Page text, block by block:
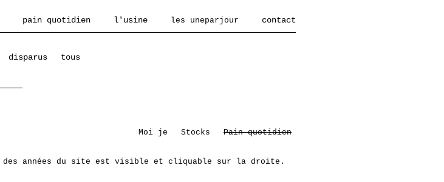
pain quotidien l'usine les uneparjour contact
disparus tous
Moi je Stocks Pain quotidien
des années du site est visible et cliquable sur la droite.